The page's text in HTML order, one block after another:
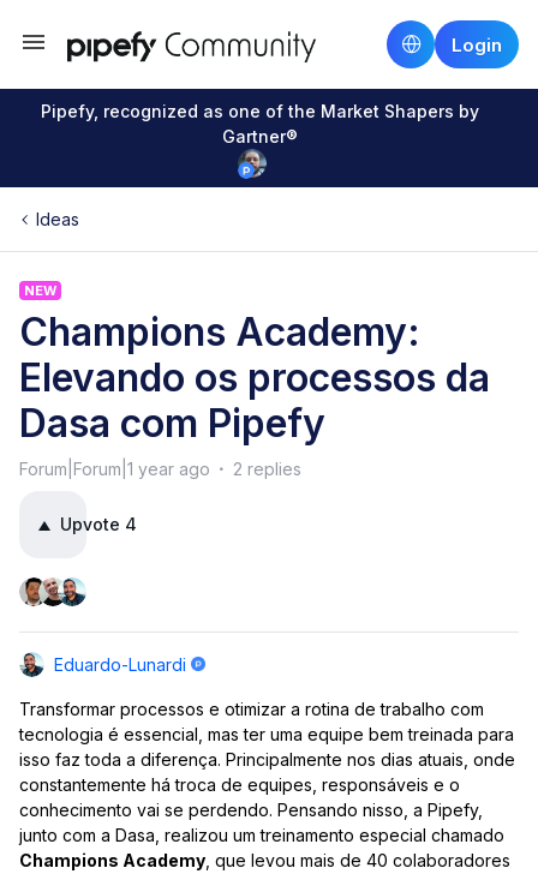
Login
Pipefy, recognized as one of the Market Shapers by
Gartner®
Ideas
NEW
Champions Academy:
Elevando os processos da
Dasa com Pipefy
Forum|Forum|1 year ago 2 replies
Upvote 4
Eduardo-Lunardi
Transformar processos e otimizar a rotina de trabalho com
tecnologia é essencial, mas ter uma equipe bem treinada para
isso faz toda a diferença. Principalmente nos dias atuais, onde
constantemente há troca de equipes, responsáveis e o
conhecimento vai se perdendo. Pensando nisso, a Pipefy,
junto com a Dasa, realizou um treinamento especial chamado
Champions Academy , que levou mais de 40 colaboradores